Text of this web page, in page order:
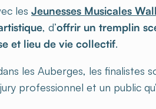
les Jeunesses Musicales
, d’offrir un tremplin
et lieu de vie collectif.
les Auberges, les finalistes
professionnel et un public